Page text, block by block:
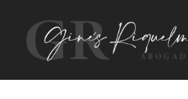
contenido